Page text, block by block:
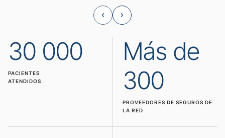
30 000
PACIENTES
ATENDIDOS
Más de
300
PROVEEDORES DE SEGUROS DE
LA RED